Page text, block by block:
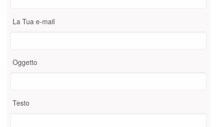
La Tua e-mail
Oggetto
Testo